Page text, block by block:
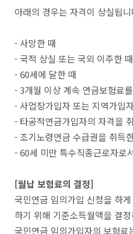
아래의 경우는 자격이 상실됩니
- 사망한 때
- 국적 상실 또는 국외 이주한 때
- 60세에 달한 때
- 3개월 이상 계속 연금보험료
- 사업장가입자 또는 지역가입
- 타공적연금가입자의 자격을
- 조기노령연금 수급권을 취득
- 60세 미만 특수직종근로자로
[월납 보험료의 결정]
국민연금 임의가입 신청을 하
하기 위해 기준소득월액을 결
국민연금 임의가입자의 보험